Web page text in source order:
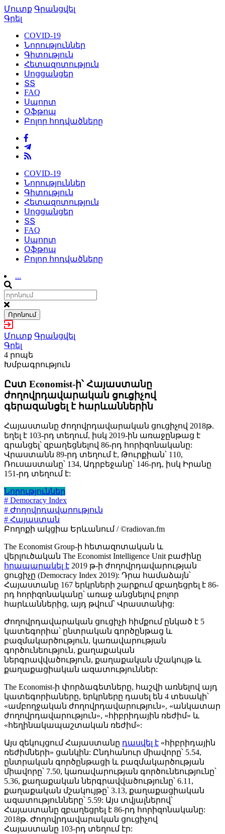
Մուտք Գրանցվել
Գրել
COVID-19
Նորություններ
Գիտություն
Հետազոտություն
Սոցցանցեր
ՏՏ
FAQ
Սպորտ
Օֆթոպ
Բոլոր հոդվածները
COVID-19
Նորություններ
Գիտություն
Հետազոտություն
Սոցցանցեր
ՏՏ
FAQ
Սպորտ
Օֆթոպ
Բոլոր հոդվածները
...
Որոնում
Մուտք Գրանցվել
Գրել
4 րոպե
Խմբագրություն
Ըստ Economist-ի՝ Հայաստանը
ժողովրդավարական ցուցիչով
գերազանցել է հարևաններին
Հայաստանը ժողովրդավարական ցուցիչով 2018թ.
եղել է 103-րդ տեղում, իսկ 2019-ին առաջընթաց է
գրանցել՝ զբաղեցնելով 86-րդ հորիզոնականը:
Վրաստանն 89-րդ տեղում է, Թուրքիան՝ 110,
Ռուսաստանը՝ 134, Ադրբեջանը՝ 146-րդ, իսկ Իրանը
151-րդ տեղում է:
Նորություններ
# Democracy Index
# Ժողովրդավարություն
# Հայաստան
Բողոքի ակցիա Երևանում / ©radiovan.fm
The Economist Group-ի հետազոտական և
վերլուծական The Economist Intelligence Unit բաժինը
հրապարակել է 2019 թ-ի ժողովրդավարության
ցուցիչը (Democracy Index 2019): Դրա համաձայն՝
Հայաստանը 167 երկրների շարքում զբաղեցրել է 86-
րդ հորիզոնականը՝ առաջ անցնելով բոլոր
հարևաններից, այդ թվում՝ Վրաստանից:
Ժողովրդավարական ցուցիչի հիմքում ընկած է 5
կատեգորիա՝ ընտրական գործընթաց և
բազմակարծություն, կառավարության
գործունեություն, քաղաքական
ներգրավվածություն, քաղաքական մշակույթ և
քաղաքացիական ազատություններ:
The Economist-ի փորձագետները, հաշվի առնելով այդ
կատեգորիաները, երկրները դասել են 4 տեսակի՝
«ամբողջական ժողովրդավարություն», «անկատար
ժողովրդավարություն», «հիբրիդային ռեժիմ» և
«հեղինակապաշտական ռեժիմ»:
Այս զեկույցում Հայաստանը դասվել է «հիբրիդային
ռեժիմների» ցանկին: Ընդհանուր միավորը՝ 5.54,
ընտրական գործընթացի և բազմակարծության
միավորը՝ 7.50, կառավարության գործունեությունը՝
5.36, քաղաքական ներգրավվածությունը՝ 6.11,
քաղաքական մշակույթը՝ 3.13, քաղաքացիական
ազատությունները՝ 5.59: Այս տվյալներով՝
Հայաստանը զբաղեցրել է 86-րդ հորիզոնականը:
2018թ. Ժողովրդավարական ցուցիչով
Հայաստանը 103-րդ տեղում էր: